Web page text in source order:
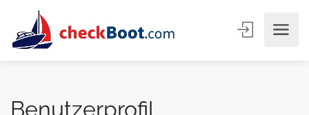
Benutzerprofil